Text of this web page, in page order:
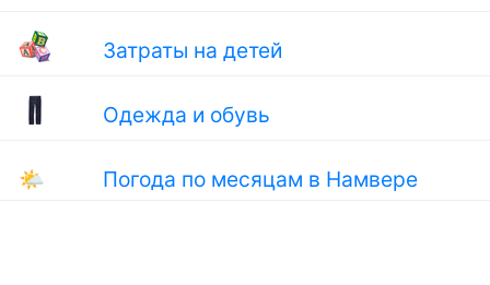
Затраты на детей
Одежда и обувь
🌤 Погода по месяцам в Намвере